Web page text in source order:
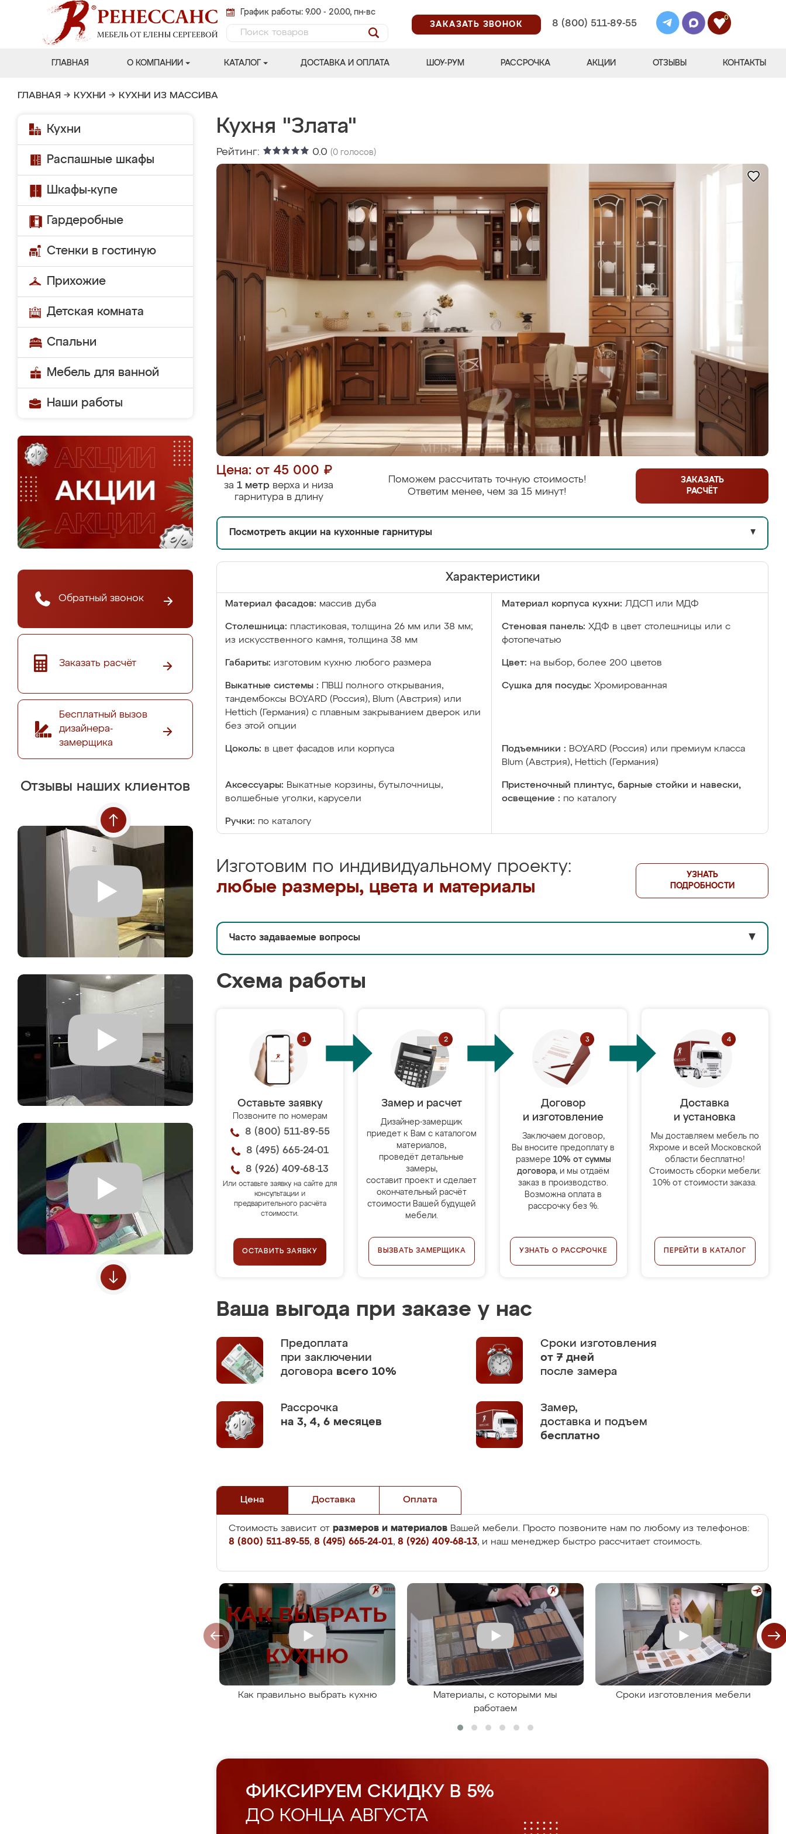
График работы: 9.00 - 20.00, пн-вс
ЗАКАЗАТЬ ЗВОНОК
8 (800) 511-89-55
0
ГЛАВНАЯ О КОМПАНИИ КАТАЛОГ ДОСТАВКА И ОПЛАТА ШОУ-РУМ РАССРОЧКА АКЦИИ ОТЗЫВЫ КОНТАКТЫ
ГЛАВНАЯ → КУХНИ → КУХНИ ИЗ МАССИВА
Кухни
Распашные шкафы
Шкафы-купе
Гардеробные
Стенки в гостиную
Прихожие
Детская комната
Спальни
Мебель для ванной
Наши работы
Обратный звонок
Заказать расчёт
Бесплатный вызов
дизайнера-
замерщика
Отзывы наших клиентов
Кухня "Злата"
Рейтинг: 0.0 (0 голосов)
Цена: от 45 000 ₽
за 1 метр верха и низа
гарнитура в длину
Поможем рассчитать точную стоимость!
Ответим менее, чем за 15 минут!
ЗАКАЗАТЬ
РАСЧЁТ
Посмотреть акции на кухонные гарнитуры ▼
Характеристики
Материал фасадов: массив дуба Материал корпуса кухни: ЛДСП или МДФ
Столешница: пластиковая, толщина 26 мм или 38 мм;
из искусственного камня, толщина 38 мм
Стеновая панель: ХДФ в цвет столешницы или с
фотопечатью
Габариты: изготовим кухню любого размера Цвет: на выбор, более 200 цветов
Выкатные системы :
ПВШ полного открывания,
тандембоксы BOYARD (Россия), Blum (Австрия) или
Hettich (Германия) с плавным закрыванием дверок или
без этой опции
Сушка для посуды: Хромированная
Цоколь: в цвет фасадов или корпуса Подъемники : BOYARD (Россия) или премиум класса
Blum (Австрия), Hettich (Германия)
Аксессуары: Выкатные корзины, бутылочницы,
волшебные уголки, карусели
Пристеночный плинтус, барные стойки и навески,
освещение : по каталогу
Ручки: по каталогу
Изготовим по индивидуальному проекту:
любые размеры, цвета и материалы
УЗНАТЬ
ПОДРОБНОСТИ
Часто задаваемые вопросы ▼
Схема работы
Оставьте заявку
Позвоните по номерам
8 (800) 511-89-55
8 (495) 665-24-01
8 (926) 409-68-13
Или оставьте заявку на сайте для
консультации и
предварительного расчёта
стоимости.
ОСТАВИТЬ ЗАЯВКУ
Замер и расчет
Дизайнер-замерщик
приедет к Вам с каталогом
материалов,
проведёт детальные
замеры,
составит проект и сделает
окончательный расчёт
стоимости Вашей будущей
мебели.
ВЫЗВАТЬ ЗАМЕРЩИКА
Договор
и изготовление
Заключаем договор,
Вы вносите предоплату в
размере 10% от суммы
договора, и мы отдаём
заказ в производство.
Возможна оплата в
рассрочку без %.
УЗНАТЬ О РАССРОЧКЕ
Доставка
и установка
Мы доставляем мебель по
Яхроме и всей Московской
области бесплатно!
Стоимость сборки мебели:
10% от стоимости заказа.
ПЕРЕЙТИ В КАТАЛОГ
Ваша выгода при заказе у нас
Предоплата
при заключении
договора всего 10%
Сроки изготовления
от 7 дней
после замера
Рассрочка
на 3, 4, 6 месяцев
Замер,
доставка и подъем
бесплатно
Цена Доставка Оплата
Стоимость зависит от размеров и материалов Вашей мебели. Просто позвоните нам по любому из телефонов:
8 (800) 511-89-55, 8 (495) 665-24-01, 8 (926) 409-68-13, и наш менеджер быстро рассчитает стоимость.
Как правильно выбрать кухню
Материалы, с которыми мы
работаем
Сроки изготовления мебели
ФИКСИРУЕМ СКИДКУ В 5%
ДО КОНЦА АВГУСТА